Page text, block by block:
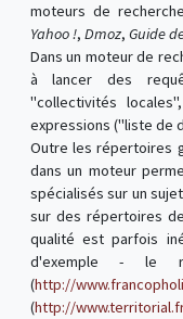
moteurs de
Yahoo !, Dmoz, Guide
Dans un moteur de
à lancer des
"collectivités
expressions ("liste de
Outre les répertoires
dans un moteur
spécialisés sur un
sur des répertoires
qualité est parfois
d'exemple - le
(http://
(http://